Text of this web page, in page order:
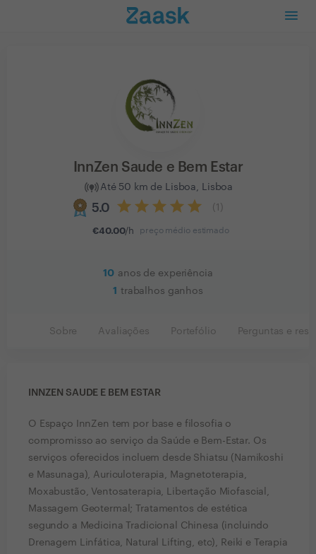
InnZen Saude e Bem Estar
Até 50 km de Lisboa, Lisboa
5.0 1
€40.00/h preço médio estimado
10 anos de experiência
1 trabalhos ganhos
Sobre Avaliações Portefólio Perguntas e
INNZEN SAUDE E BEM ESTAR
O Espaço InnZen tem por base e filosofia o
compromisso ao serviço da Saúde e Bem-Estar. Os
serviços oferecidos incluem desde Shiatsu (Namikoshi
e Masunaga), Auriculoterapia, Magnetoterapia,
Moxabustão, Ventosaterapia, Libertação Miofascial,
Massagem Geotermal; Tratamentos de estética
segundo a Medicina Tradicional Chinesa (incluindo
Drenagem Linfática, Natural Lifting, etc), Reiki e Terapia